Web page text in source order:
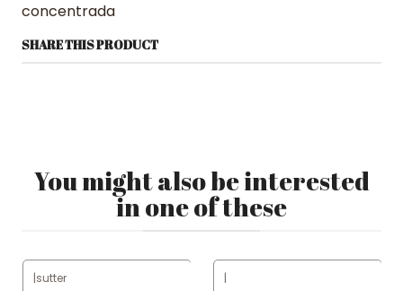
concentrada
SHARE THIS PRODUCT
You might also be interested
in one of these
|sutter |